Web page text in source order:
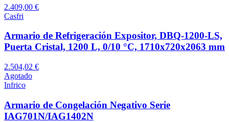
2.409,00 €
Casfri
Armario de Refrigeración Expositor, DBQ-1200-LS,
Puerta Cristal, 1200 L, 0/10 °C, 1710x720x2063 mm
2.504,02 €
Agotado
Infrico
Armario de Congelación Negativo Serie
IAG701N/IAG1402N